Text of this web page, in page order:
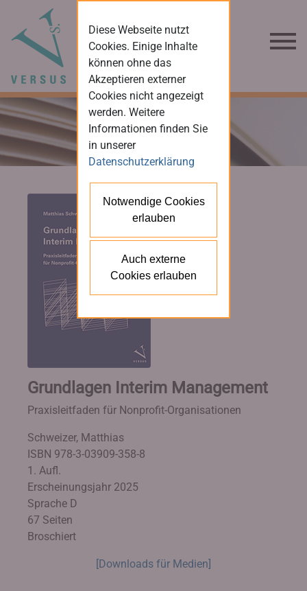
Grundlagen Interim Management
Praxisleitfaden für Nonprofit-Organisationen
Schweizer, Matthias
ISBN 978-3-03909-358-8
1. Aufl.
Erscheinungsjahr 2025
Sprache D
67 Seiten
Broschiert
[Downloads für Medien]
Diese Webseite nutzt
Cookies. Einige Inhalte
können ohne das
Akzeptieren externer
Cookies nicht angezeigt
werden. Weitere
Informationen finden Sie
in unserer
Datenschutzerklärung
Notwendige Cookies
erlauben
Auch externe
Cookies erlauben